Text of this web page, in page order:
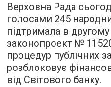
Верховна Рада
голосами 245
підтримала в другому
законопроект №
процедур публічних
розблоковує
від Світового банку.